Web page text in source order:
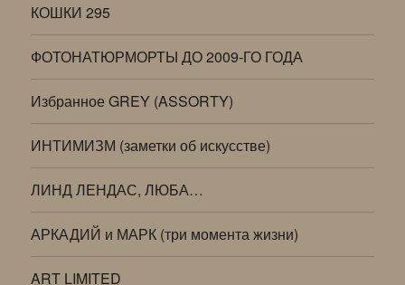
КОШКИ 295
ФОТОНАТЮРМОРТЫ ДО 2009-ГО ГОДА
Избранное GREY (ASSORTY)
ИНТИМИЗМ (заметки об искусстве)
ЛИНД ЛЕНДАС, ЛЮБА…
АРКАДИЙ и МАРК (три момента жизни)
ART LIMITED